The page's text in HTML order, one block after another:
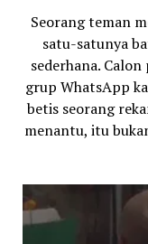
Seorang teman
satu-satunya
sederhana.
grup WhatsApp
betis seorang
menantu, itu